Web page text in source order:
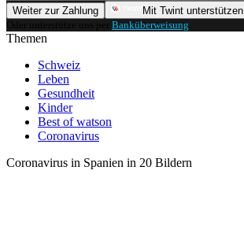
Weiter zur Zahlung
Mit Twint unterstützen
Oder unterstütze uns per Banküberweisung
Themen
Schweiz
Leben
Gesundheit
Kinder
Best of watson
Coronavirus
Coronavirus in Spanien in 20 Bildern